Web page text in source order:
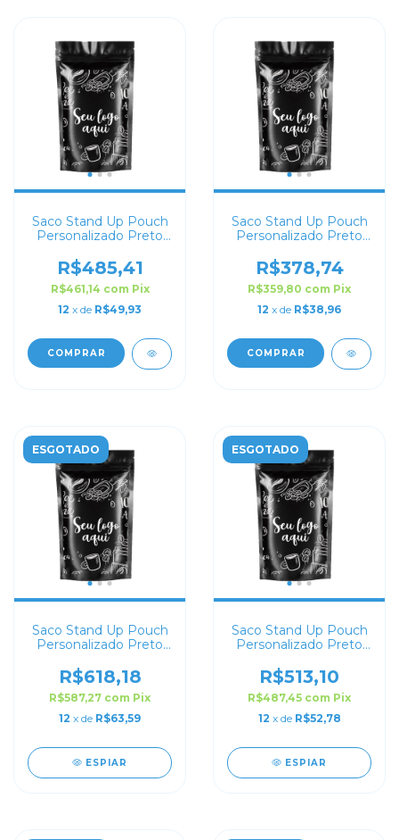
Saco Stand Up Pouch
Personalizado Preto
R$485,41
R$461,14 com Pix
12 x de R$49,93
COMPRAR
Saco Stand Up Pouch
Personalizado Preto
R$378,74
R$359,80 com Pix
12 x de R$38,96
COMPRAR
ESGOTADO
Saco Stand Up Pouch
Personalizado Preto
R$618,18
R$587,27 com Pix
12 x de R$63,59
ESPIAR
ESGOTADO
Saco Stand Up Pouch
Personalizado Preto
R$513,10
R$487,45 com Pix
12 x de R$52,78
ESPIAR